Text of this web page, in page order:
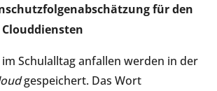
für den
Clouddiensten
Schulalltag anfallen werden in der
gespeichert. Das Wort